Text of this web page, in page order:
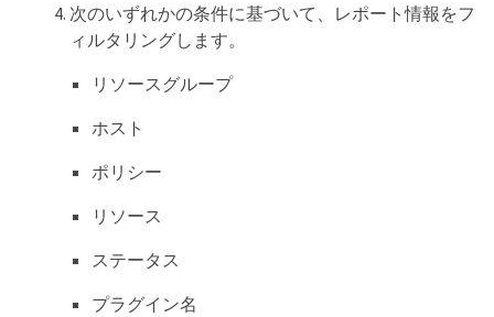
次のいずれかの条件に基づいて、レポート情報をフ
ィルタリングします。
リソースグループ
ホスト
ポリシー
リソース
ステータス
プラグイン名